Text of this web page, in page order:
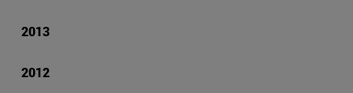
2013
2012